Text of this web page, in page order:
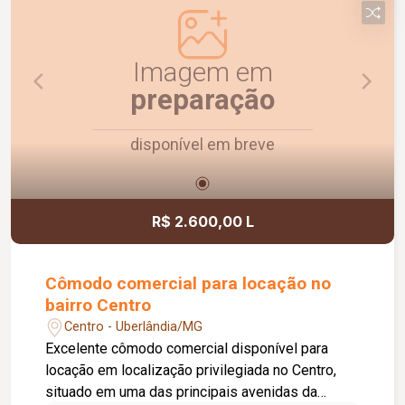
Agende uma visita e conheça!
Imagem em
preparação
disponível em breve
R$ 2.600,00 L
Cômodo comercial para locação no
bairro Centro
Centro - Uberlândia/MG
Excelente cômodo comercial disponível para
locação em localização privilegiada no Centro,
situado em uma das principais avenidas da